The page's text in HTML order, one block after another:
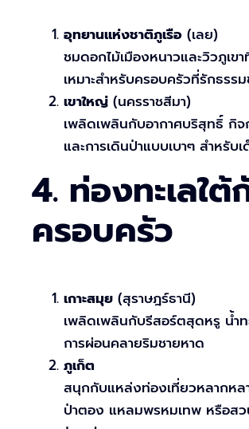
อุทยานแห่งชาติภูเรือ (เลย)
ชมดอกไม้เมืองหนาวและวิวภูเข
เหมาะสำหรับครอบครัวที่รักธรร
เขาใหญ่ (นครราชสีมา)
เพลิดเพลินกับอากาศบริสุทธิ์ กิจ
และการเดินป่าแบบเบาๆ สำหรับ
4. ท่องทะเลใต้
ครอบครัว
เกาะสมุย (สุราษฎร์ธานี)
เพลิดเพลินกับรีสอร์ตสุดหรู น้ำท
การผ่อนคลายริมชายหาด
ภูเก็ต
สนุกกับแหล่งท่องเที่ยวหลากหล
ป่าตอง แหลมพรหมเทพ หรือสว